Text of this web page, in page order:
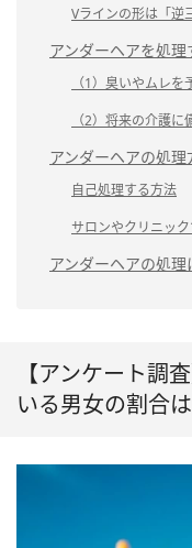
Vラインの形は「逆
アンダーヘアを処
（1）臭いやムレを
（2）将来の介護
アンダーヘアの処理
自己処理する方法
サロンやクリニッ
アンダーヘアの処
【アンケート調
いる男女の割合